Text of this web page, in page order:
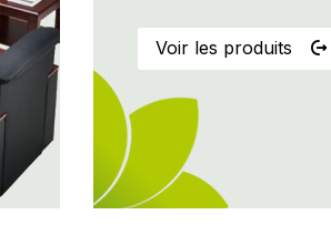
Voir les produits